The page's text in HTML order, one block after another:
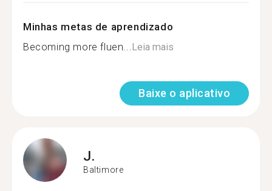
Minhas metas de aprendizado
Becoming more fluen...Leia mais
Baixe o aplicativo
J.
Baltimore